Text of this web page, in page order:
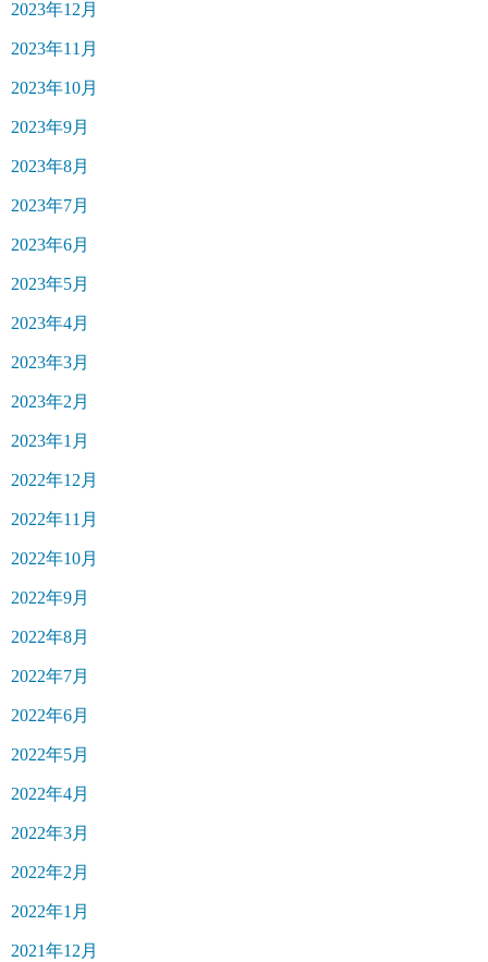
2023年12月
2023年11月
2023年10月
2023年9月
2023年8月
2023年7月
2023年6月
2023年5月
2023年4月
2023年3月
2023年2月
2023年1月
2022年12月
2022年11月
2022年10月
2022年9月
2022年8月
2022年7月
2022年6月
2022年5月
2022年4月
2022年3月
2022年2月
2022年1月
2021年12月